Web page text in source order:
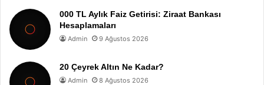
000 TL Aylık Faiz Getirisi: Ziraat Bankası
Hesaplamaları
Admin 9 Ağustos 2026
20 Çeyrek Altın Ne Kadar?
Admin 8 Ağustos 2026